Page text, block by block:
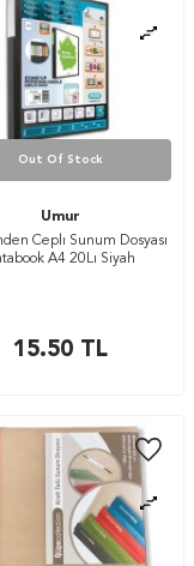
Out Of Stock
Umur
Ceplı Sunum Dosyası
A4 20Lı Siyah
15.50TL